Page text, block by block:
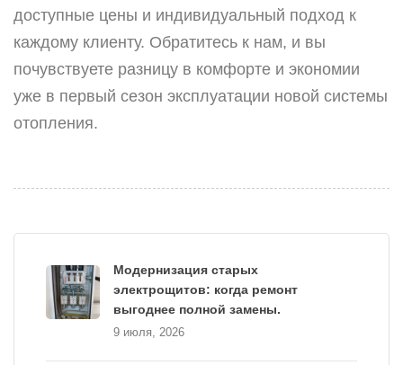
доступные цены и индивидуальный подход к
каждому клиенту. Обратитесь к нам, и вы
почувствуете разницу в комфорте и экономии
уже в первый сезон эксплуатации новой системы
отопления.
Модернизация старых
электрощитов: когда ремонт
выгоднее полной замены.
9 июля, 2026